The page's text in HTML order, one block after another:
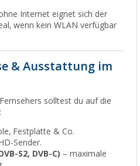
Internet eignet sich der
wenn kein WLAN verfügbar
& Ausstattung im
solltest du auf die
Festplatte & Co.
Sender.
S2, DVB-C) – maximale